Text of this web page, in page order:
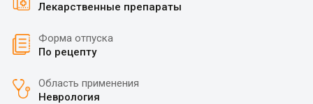
Лекарственные препараты
Форма отпуска
По рецепту
Область применения
Неврология